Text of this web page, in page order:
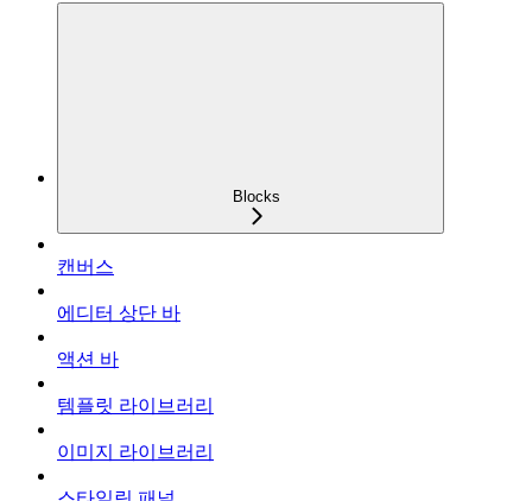
Blocks
캔버스
에디터 상단 바
액션 바
템플릿 라이브러리
이미지 라이브러리